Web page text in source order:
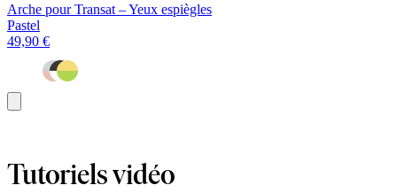
Arche pour Transat – Yeux espiègles
Pastel
49,90 €
au
Tutoriels vidéo